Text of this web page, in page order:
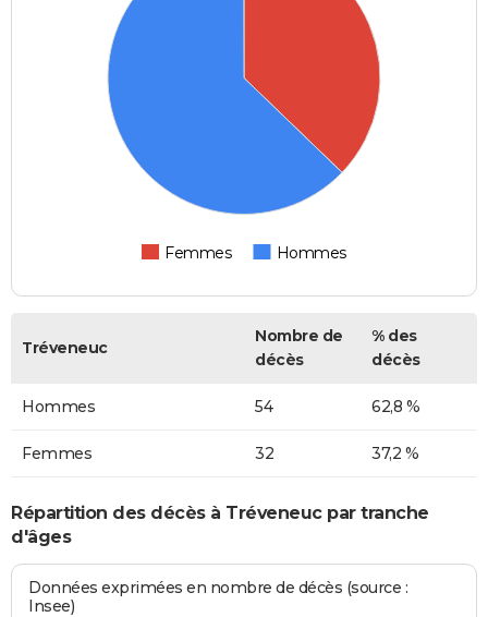
Femmes Hommes
Tréveneuc
Nombre de
décès
% des
décès
Hommes 54 62,8 %
Femmes 32 37,2 %
Répartition des décès à Tréveneuc par tranche
d'âges
Données exprimées en nombre de décès (source :
Insee)